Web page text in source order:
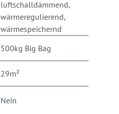
luftschalldämmend,
wärmeregulierend,
wärmespeichernd
500kg Big Bag
29m²
Nein